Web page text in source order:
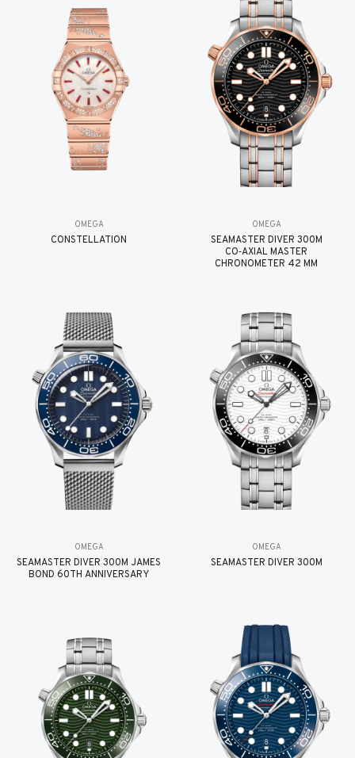
OMEGA
CONSTELLATION
OMEGA
SEAMASTER DIVER 300M
CO‑AXIAL MASTER
CHRONOMETER 42 MM
OMEGA
SEAMASTER DIVER 300M JAMES
BOND 60TH ANNIVERSARY
OMEGA
SEAMASTER DIVER 300M